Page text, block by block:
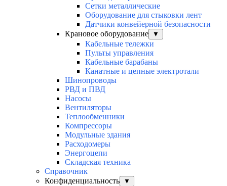
Сетки металлические
Оборудование для стыковки лент
Датчики конвейерной безопасности
Крановое оборудование
▼
Кабельные тележки
Пульты управления
Кабельные барабаны
Канатные и цепные электротали
Шинопроводы
РВД и ПВД
Насосы
Вентиляторы
Теплообменники
Компрессоры
Модульные здания
Расходомеры
Энергоцепи
Складская техника
Справочник
Конфиденциальность
▼